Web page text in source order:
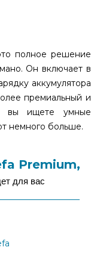
полное решение
Он включает в
аккумулятора
премиальный и
вы ищете умные
немного больше.
Premium,
для вас